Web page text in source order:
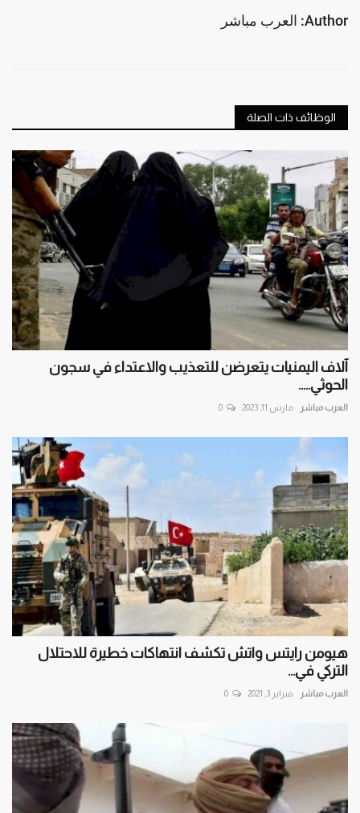
Author: العرب مباشر
الوظائف ذات الصلة
آلاف اليمنيات يتعرضن للتعذيب والاعتداء في سجون
الحوثي.....
العرب مباشر مارس 11, 2023 0
هيومن رايتس واتش تكشف انتهاكات خطيرة للاحتلال
التركي في...
العرب مباشر فبراير 3, 2021 0